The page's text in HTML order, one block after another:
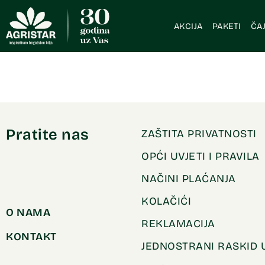
AKCIJA PAKETI
Pratite nas
O NAMA
KONTAKT
ZAŠTITA PRIVATNOSTI
OPĆI UVJETI I PRAVILA
NAČINI PLAĆANJA
KOLAČIĆI
REKLAMACIJA
JEDNOSTRANI RASKID